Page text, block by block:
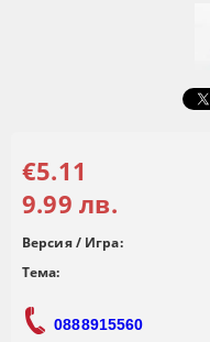
€5.11
9.99 лв.
Версия / Игра:
Тема:
0888915560